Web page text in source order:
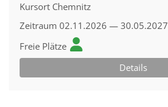
Kursort Chemnitz
Zeitraum 02.11.2026 — 30.05.2027
Freie Plätze
Details